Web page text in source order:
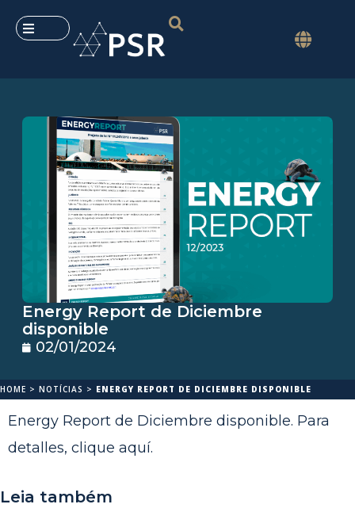
Energy Report de Diciembre
disponible
02/01/2024
HOME > NOTÍCIAS > ENERGY REPORT DE DICIEMBRE DISPONIBLE
Energy Report de Diciembre disponible. Para
detalles, clique aquí.
Leia também